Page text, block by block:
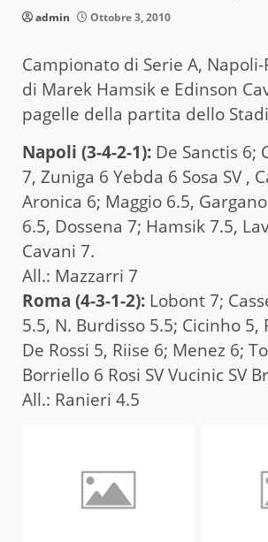
admin Ottobre 3, 2010
Campionato di Serie A, Napoli-
di Marek Hamsik e Edinson
pagelle della partita dello
Napoli (3-4-2-1): De Sanctis 6;
7, Zuniga 6 Yebda 6 Sosa SV ,
Aronica 6; Maggio 6.5,
6.5, Dossena 7; Hamsik 7.5,
Cavani 7.
All.: Mazzarri 7
Roma (4-3-1-2): Lobont 7;
5.5, N. Burdisso 5.5; Cicinho 5,
De Rossi 5, Riise 6; Menez 6;
Borriello 6 Rosi SV Vucinic SV
All.: Ranieri 4.5